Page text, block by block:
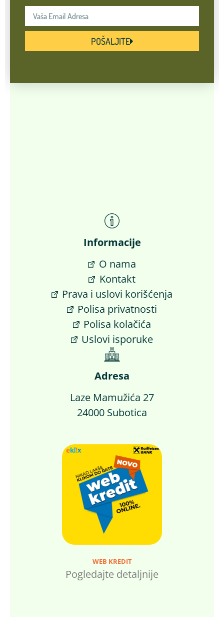
POŠALJITE
Informacije
O nama
Kontakt
Prava i uslovi korišćenja
Polisa privatnosti
Polisa kolačića
Uslovi isporuke
Adresa
Laze Mamužića 27
24000 Subotica
WEB KREDIT
Pogledajte detaljnije